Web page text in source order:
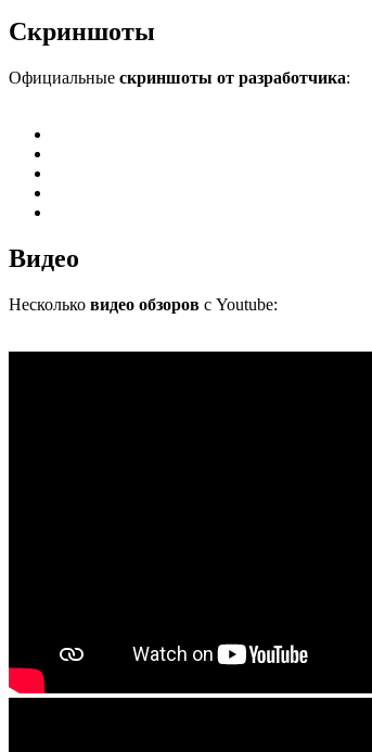
Скриншоты
Официальные скриншоты от разработчика:
Видео
Несколько видео обзоров с Youtube: